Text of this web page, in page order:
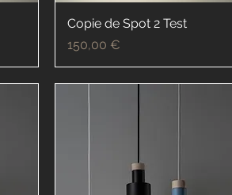
Copie de Spot 2 Test
Prix
150,00 €